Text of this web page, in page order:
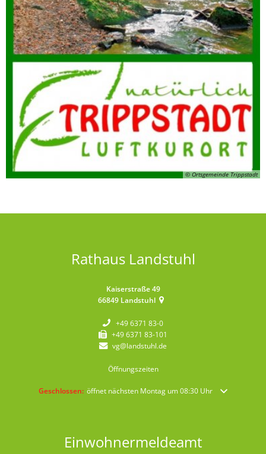
© Ortsgemeinde Trippstadt
Rathaus Landstuhl
Kaiserstraße 49
66849 Landstuhl
+49 6371 83-0
+49 6371 83-101
vg@landstuhl.de
Öffnungszeiten
Klicken, um weitere Öffnungs- oder Schließzeiten auszublenden
Geschlossen: öffnet nächsten Montag um 08:30 Uhr
Einwohnermeldeamt